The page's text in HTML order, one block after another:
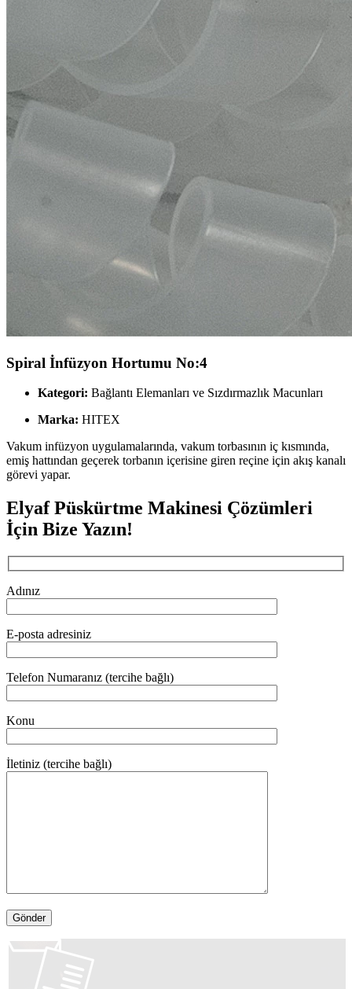
Spiral İnfüzyon Hortumu No:4
Kategori: Bağlantı Elemanları ve Sızdırmazlık Macunları
Marka: HITEX
Vakum infüzyon uygulamalarında, vakum torbasının iç kısmında,
emiş hattından geçerek torbanın içerisine giren reçine için akış kanalı
görevi yapar.
Elyaf Püskürtme Makinesi Çözümleri
İçin Bize Yazın!
Adınız
E-posta adresiniz
Telefon Numaranız (tercihe bağlı)
Konu
İletiniz (tercihe bağlı)